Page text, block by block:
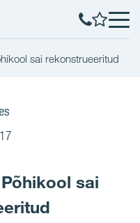
sai rekonstrueeritud
sai